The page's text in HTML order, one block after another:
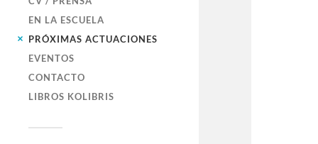
EN LA ESCUELA
PRÓXIMAS ACTUACIONES
EVENTOS
CONTACTO
LIBROS KOLIBRIS